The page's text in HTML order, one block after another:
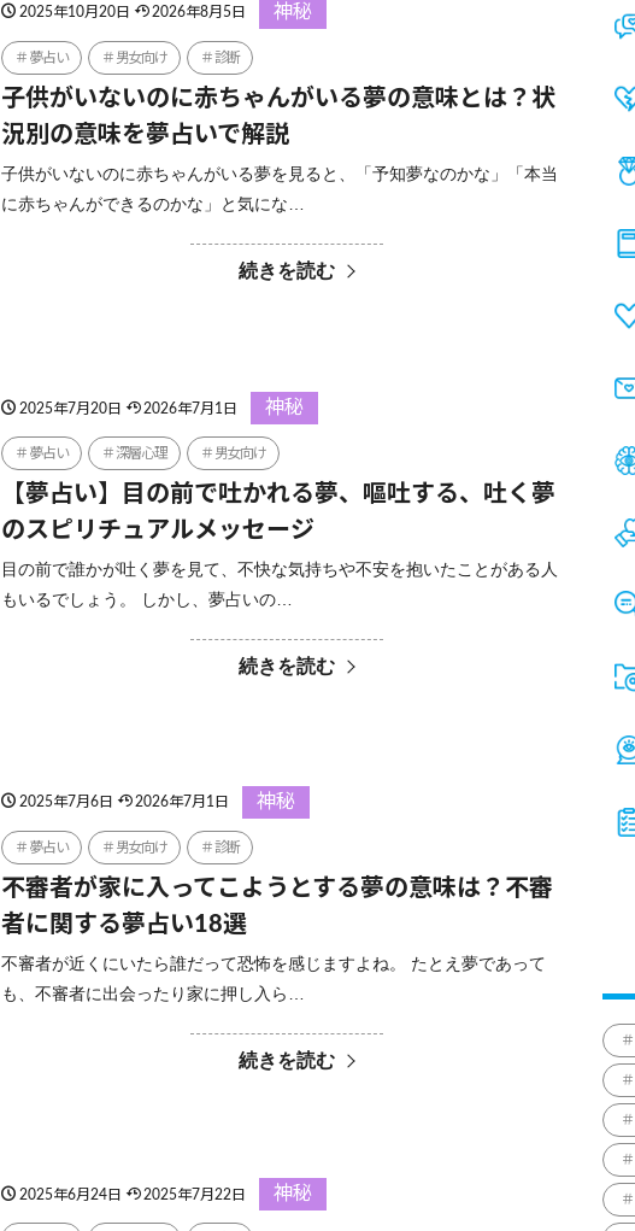
2025年10月20日 2026年8月5日 神秘
夢占い 男女向け 診断
子供がいないのに赤ちゃんがいる夢の意味とは？状
況別の意味を夢占いで解説
子供がいないのに赤ちゃんがいる夢を見ると、「予知夢なのかな」「本当
に赤ちゃんができるのかな」と気にな…
続きを読む
2025年7月20日 2026年7月1日 神秘
夢占い 深層心理 男女向け
【夢占い】目の前で吐かれる夢、嘔吐する、吐く夢
のスピリチュアルメッセージ
目の前で誰かが吐く夢を見て、不快な気持ちや不安を抱いたことがある人
もいるでしょう。 しかし、夢占いの…
続きを読む
2025年7月6日 2026年7月1日 神秘
夢占い 男女向け 診断
不審者が家に入ってこようとする夢の意味は？不審
者に関する夢占い18選
不審者が近くにいたら誰だって恐怖を感じますよね。 たとえ夢であって
も、不審者に出会ったり家に押し入ら…
続きを読む
2025年6月24日 2025年7月22日 神秘